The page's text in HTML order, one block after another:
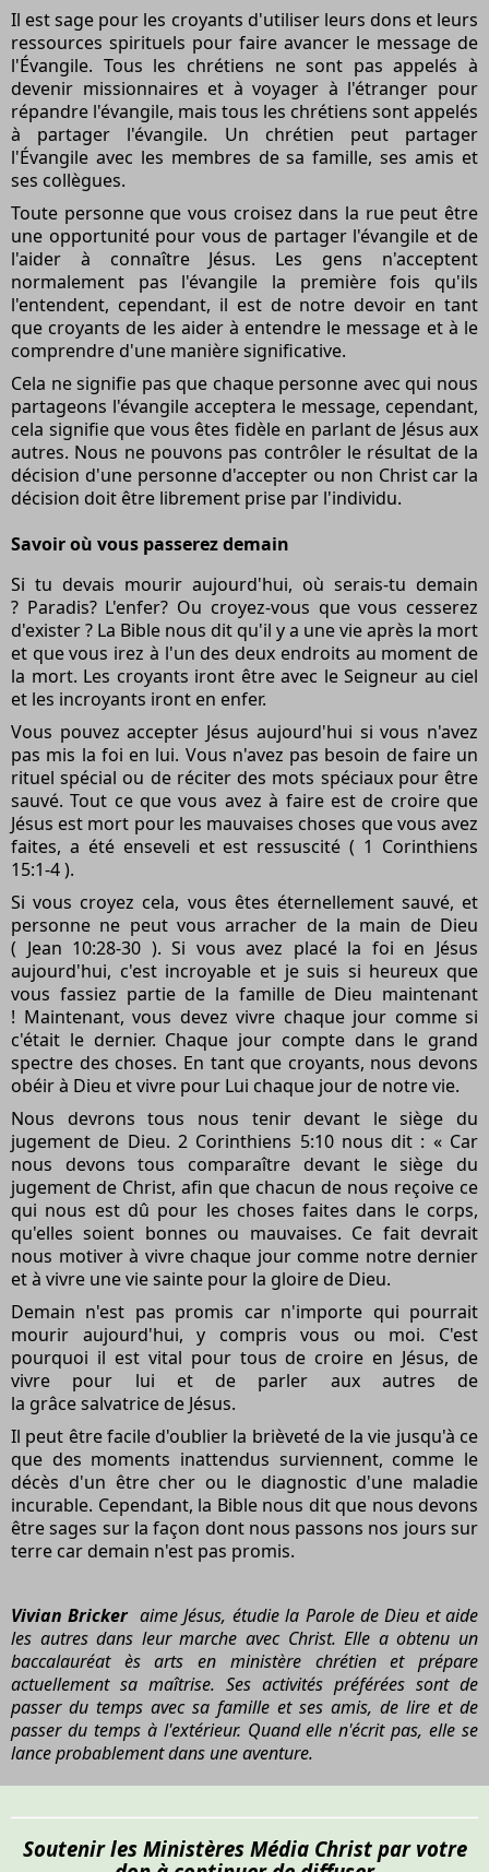
Il est sage pour les croyants d'utiliser leurs dons et leurs
ressources spirituels pour faire avancer le message de
l'Évangile. Tous les chrétiens ne sont pas appelés à
devenir missionnaires et à voyager à l'étranger pour
répandre l'évangile, mais tous les chrétiens sont appelés
à partager l'évangile. Un chrétien peut partager
l'Évangile avec les membres de sa famille, ses amis et
ses collègues.
Toute personne que vous croisez dans la rue peut être
une opportunité pour vous de partager l'évangile et de
l'aider à connaître Jésus. Les gens n'acceptent
normalement pas l'évangile la première fois qu'ils
l'entendent, cependant, il est de notre devoir en tant
que croyants de les aider à entendre le message et à le
comprendre d'une manière significative.
Cela ne signifie pas que chaque personne avec qui nous
partageons l'évangile acceptera le message, cependant,
cela signifie que vous êtes fidèle en parlant de Jésus aux
autres. Nous ne pouvons pas contrôler le résultat de la
décision d'une personne d'accepter ou non Christ car la
décision doit être librement prise par l'individu.
Savoir où vous passerez demain
Si tu devais mourir aujourd'hui, où serais-tu demain
? Paradis? L'enfer? Ou croyez-vous que vous cesserez
d'exister ? La Bible nous dit qu'il y a une vie après la mort
et que vous irez à l'un des deux endroits au moment de
la mort. Les croyants iront être avec le Seigneur au ciel
et les incroyants iront en enfer.
Vous pouvez accepter Jésus aujourd'hui si vous n'avez
pas mis la foi en lui. Vous n'avez pas besoin de faire un
rituel spécial ou de réciter des mots spéciaux pour être
sauvé. Tout ce que vous avez à faire est de croire que
Jésus est mort pour les mauvaises choses que vous avez
faites, a été enseveli et est ressuscité ( 1 Corinthiens
15:1-4 ).
Si vous croyez cela, vous êtes éternellement sauvé, et
personne ne peut vous arracher de la main de Dieu
( Jean 10:28-30 ). Si vous avez placé la foi en Jésus
aujourd'hui, c'est incroyable et je suis si heureux que
vous fassiez partie de la famille de Dieu maintenant
! Maintenant, vous devez vivre chaque jour comme si
c'était le dernier. Chaque jour compte dans le grand
spectre des choses. En tant que croyants, nous devons
obéir à Dieu et vivre pour Lui chaque jour de notre vie.
Nous devrons tous nous tenir devant le siège du
jugement de Dieu. 2 Corinthiens 5:10 nous dit : « Car
nous devons tous comparaître devant le siège du
jugement de Christ, afin que chacun de nous reçoive ce
qui nous est dû pour les choses faites dans le corps,
qu'elles soient bonnes ou mauvaises. Ce fait devrait
nous motiver à vivre chaque jour comme notre dernier
et à vivre une vie sainte pour la gloire de Dieu.
Demain n'est pas promis car n'importe qui pourrait
mourir aujourd'hui, y compris vous ou moi. C'est
pourquoi il est vital pour tous de croire en Jésus, de
vivre pour lui et de parler aux autres de
la grâce salvatrice de Jésus.
Il peut être facile d'oublier la brièveté de la vie jusqu'à ce
que des moments inattendus surviennent, comme le
décès d'un être cher ou le diagnostic d'une maladie
incurable. Cependant, la Bible nous dit que nous devons
être sages sur la façon dont nous passons nos jours sur
terre car demain n'est pas promis.
Vivian Brickeraime Jésus, étudie la Parole de Dieu et aide
les autres dans leur marche avec Christ. Elle a obtenu un
baccalauréat ès arts en ministère chrétien et prépare
actuellement sa maîtrise. Ses activités préférées sont de
passer du temps avec sa famille et ses amis, de lire et de
passer du temps à l'extérieur. Quand elle n'écrit pas, elle se
lance probablement dans une aventure.
Soutenir les Ministères Média Christ par votre